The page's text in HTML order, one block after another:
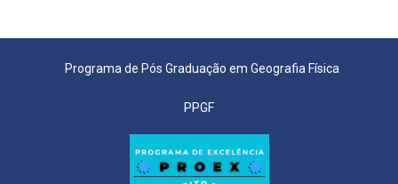
Programa de Pós Graduação em Geografia Física
PPGF